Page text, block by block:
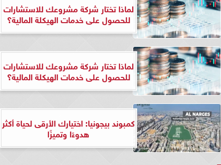
لماذا تختار شركة مشروعك للاستشارات
للحصول على خدمات الهيكلة المالية؟
لماذا تختار شركة مشروعك للاستشارات
للحصول على خدمات الهيكلة المالية؟
كمبوند بيجونيا: اختيارك الأرقى لحياة أكثر
هدوءًا وتميزًا